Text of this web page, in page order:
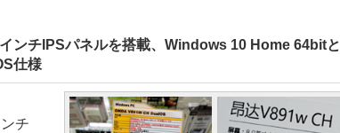
ンチIPSパネルを搭載、Windows 10 Home 64bitと
仕様
チ